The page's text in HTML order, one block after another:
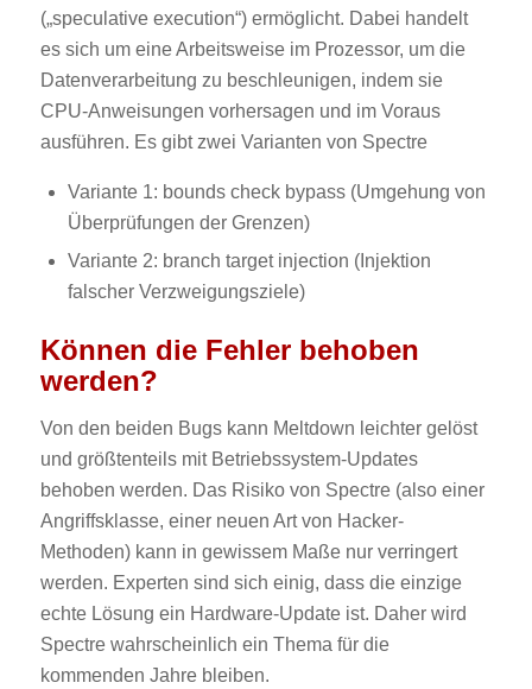
(„speculative execution“) ermöglicht. Dabei handelt
es sich um eine Arbeitsweise im Prozessor, um die
Datenverarbeitung zu beschleunigen, indem sie
CPU-Anweisungen vorhersagen und im Voraus
ausführen. Es gibt zwei Varianten von Spectre
Variante 1: bounds check bypass (Umgehung von
Überprüfungen der Grenzen)
Variante 2: branch target injection (Injektion
falscher Verzweigungsziele)
Können die Fehler behoben
werden?
Von den beiden Bugs kann Meltdown leichter gelöst
und größtenteils mit Betriebssystem-Updates
behoben werden. Das Risiko von Spectre (also einer
Angriffsklasse, einer neuen Art von Hacker-
Methoden) kann in gewissem Maße nur verringert
werden. Experten sind sich einig, dass die einzige
echte Lösung ein Hardware-Update ist. Daher wird
Spectre wahrscheinlich ein Thema für die
kommenden Jahre bleiben.